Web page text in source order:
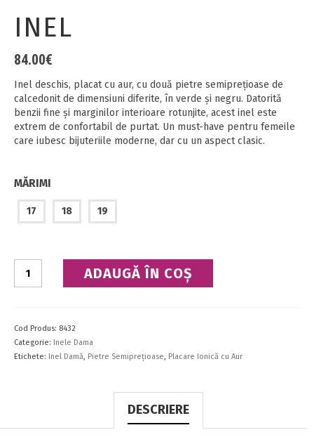
INEL
84.00€
Inel deschis, placat cu aur, cu două pietre semiprețioase de
calcedonit de dimensiuni diferite, în verde și negru. Datorită
benzii fine și marginilor interioare rotunjite, acest inel este
extrem de confortabil de purtat. Un must-have pentru femeile
care iubesc bijuteriile moderne, dar cu un aspect clasic.
MĂRIMI
17 18 19
Inel
ADAUGĂ ÎN COȘ
Cod Produs: 8432
Categorie: Inele Dama
Etichete: Inel Damă, Pietre Semipreţioase, Placare Ionică cu Aur
DESCRIERE